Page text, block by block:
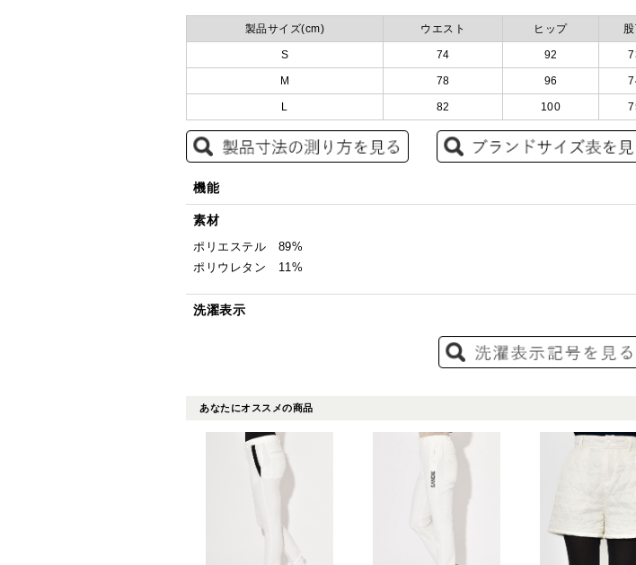
製品サイズ(cm) ウエスト ヒップ
S 74 92
M 78 96
L 82 100
機能
素材
ポリエステル 89%
ポリウレタン 11%
洗濯表示
あなたにオススメの商品